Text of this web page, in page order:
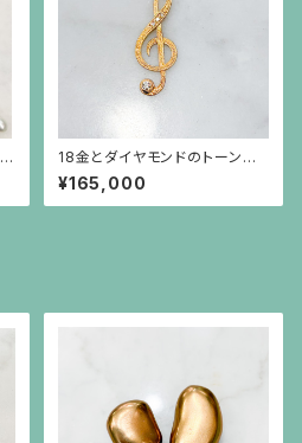
18金とダイヤモンドのトーン記
号のペンダント（チェーン別）
¥165,000